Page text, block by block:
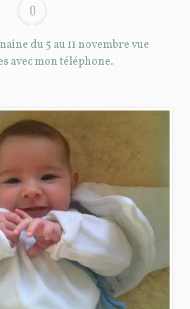
0
du 5 au 11 novembre vue
avec mon téléphone.